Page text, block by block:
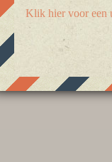
Klik hier voor een